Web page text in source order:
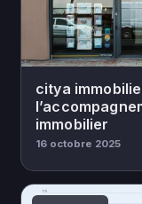
citya
immobilier
16 octobre 2025